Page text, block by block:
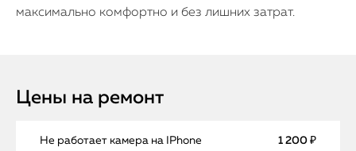
максимально комфортно и без лишних затрат.
Цены на ремонт
Не работает камера на IPhone
1 200 ₽